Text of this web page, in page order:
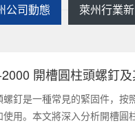
公司動態 萊州行業
開槽圓柱頭螺釘
螺釘是一種常見的緊固件，按
用。本文將深入分析開槽圓